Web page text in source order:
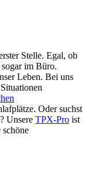
Stelle. Egal, ob
im Büro.
Leben. Bei uns
Oder suchst
Unsere TPX-Pro ist